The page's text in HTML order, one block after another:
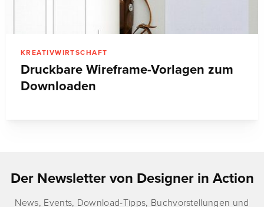
KREATIVWIRTSCHAFT
Druckbare Wireframe-Vorlagen zum
Downloaden
Der Newsletter von Designer in Action
News, Events, Download-Tipps, Buchvorstellungen und